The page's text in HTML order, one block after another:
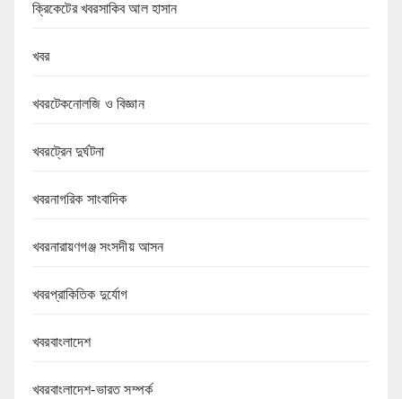
ক্রিকেটের খবরসাকিব আল হাসান
খবর
খবরটেকনোলজি ও বিজ্ঞান
খবরট্রেন দুর্ঘটনা
খবরনাগরিক সাংবাদিক
খবরনারায়ণগঞ্জ সংসদীয় আসন
খবরপ্রাকিতিক দুর্যোগ
খবরবাংলাদেশ
খবরবাংলাদেশ-ভারত সম্পর্ক